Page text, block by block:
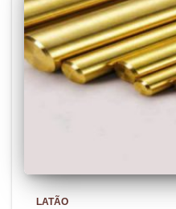
LATÃO